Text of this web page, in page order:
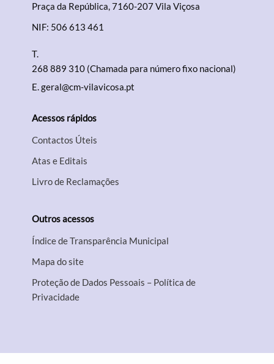
Praça da República, 7160-207 Vila Viçosa
NIF: 506 613 461
T.
268 889 310 (Chamada para número fixo nacional)
E.geral@cm-vilavicosa.pt
Acessos rápidos
Contactos Úteis
Atas e Editais
Livro de Reclamações
Outros acessos
Índice de Transparência Municipal
Mapa do site
Proteção de Dados Pessoais – Política de
Privacidade